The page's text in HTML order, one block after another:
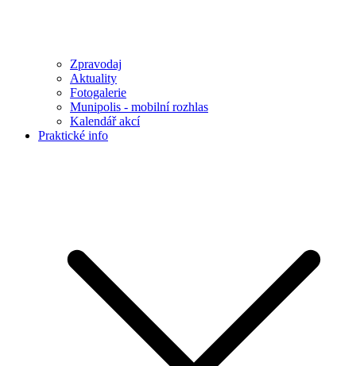
Zpravodaj
Aktuality
Fotogalerie
Munipolis - mobilní rozhlas
Kalendář akcí
Praktické info